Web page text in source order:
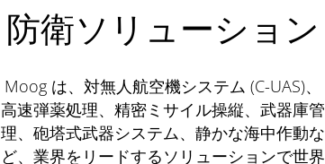
防衛ソリューション
Moog は、対無人航空機システム (C-UAS)、
高速弾薬処理、精密ミサイル操縦、武器庫管
理、砲塔式武器システム、静かな海中作動な
ど、業界をリードするソリューションで世界